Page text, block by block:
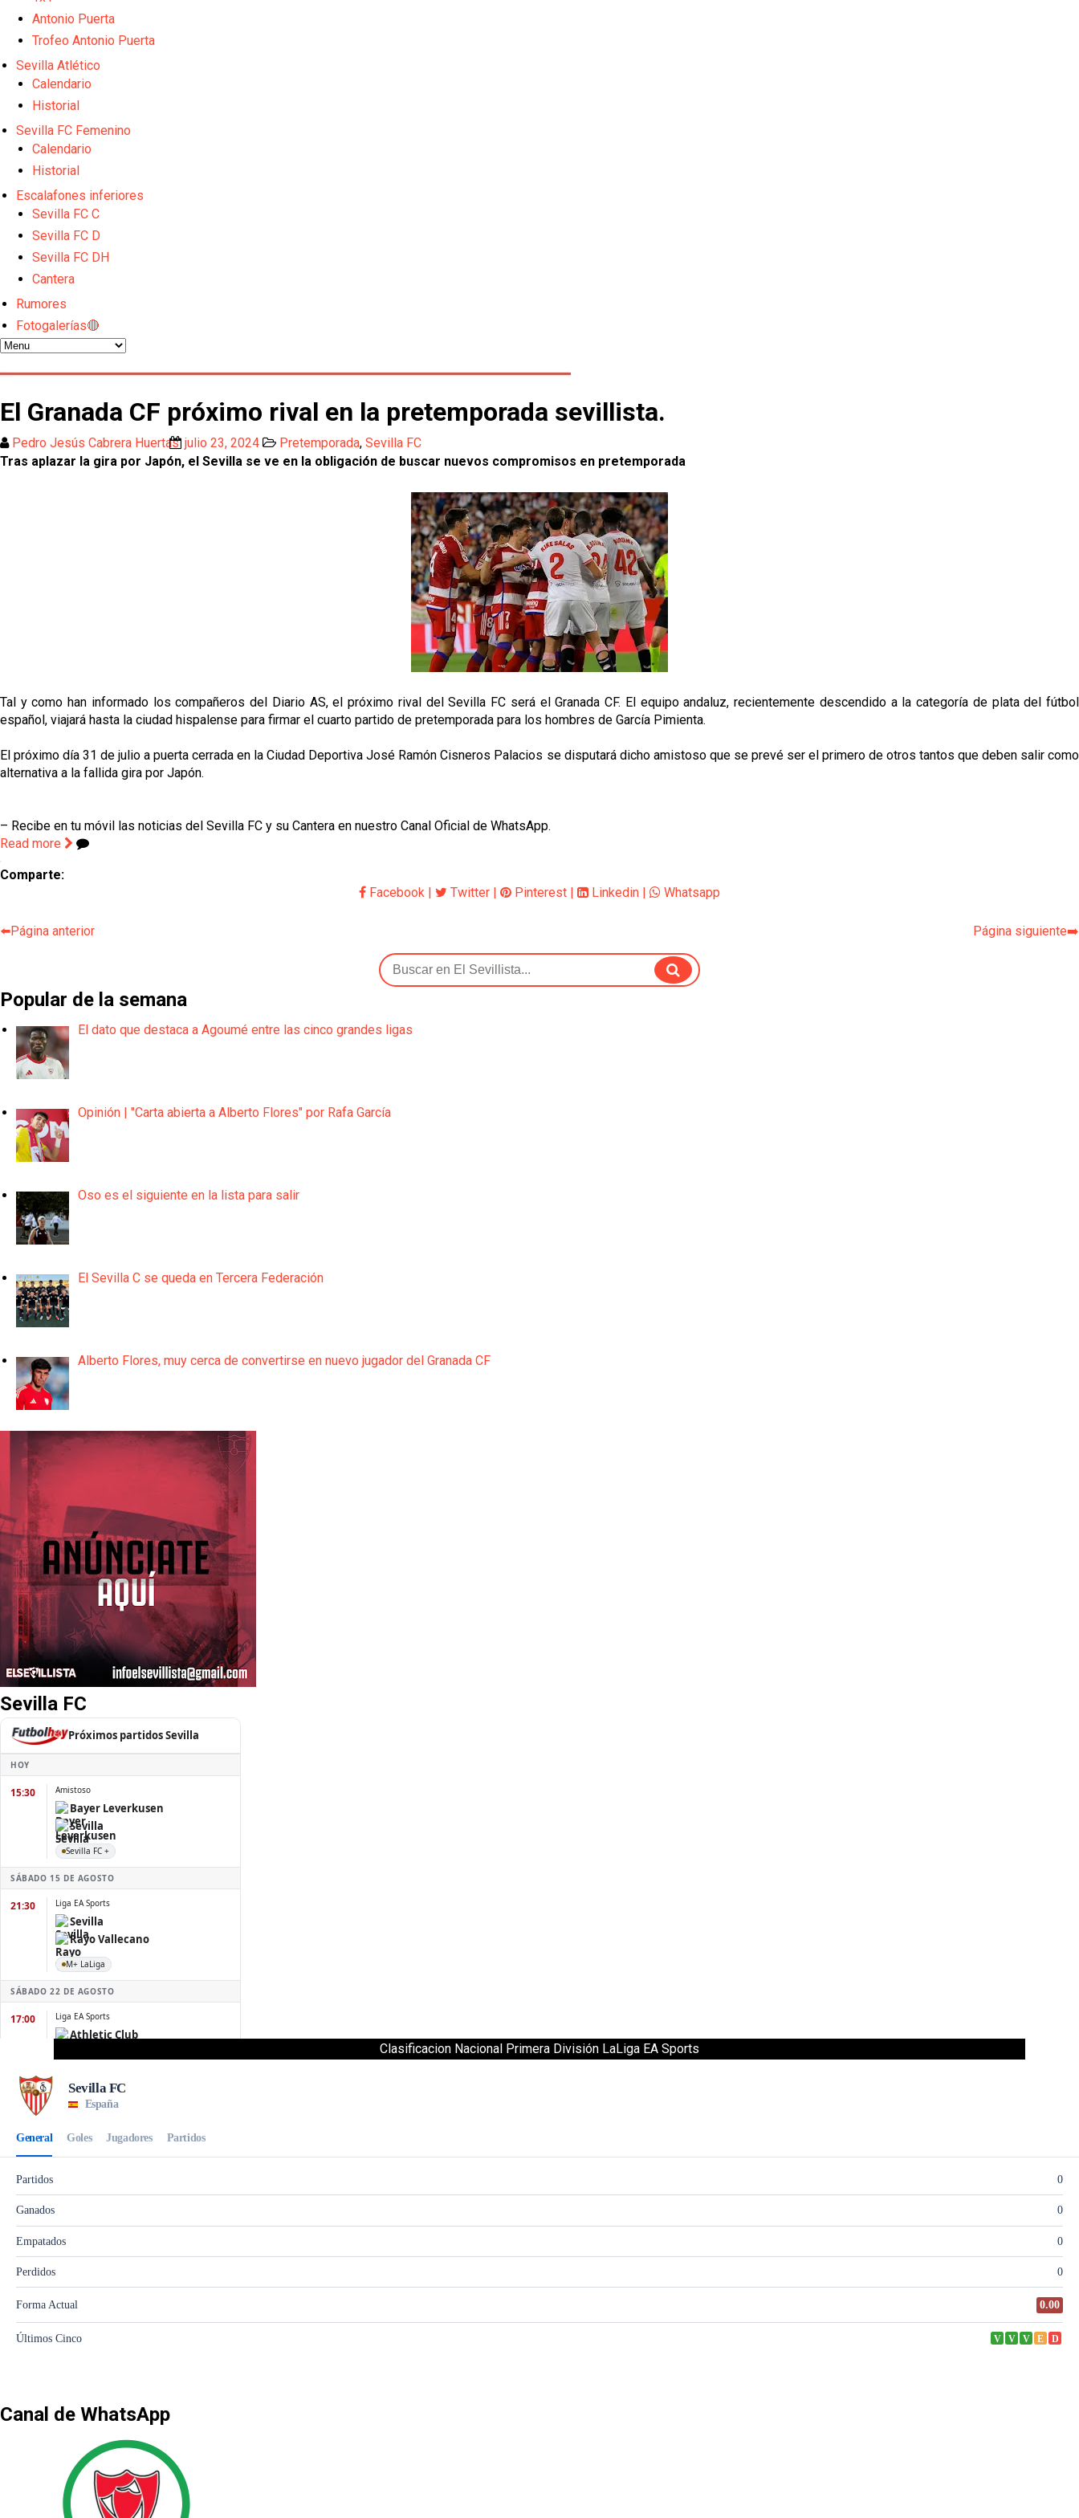
Djibril Sow pone rumbo a Italia para firmar su nuevo contrato con el Genoa
Kochorashvili, seria opción para reforzar el centro del campo sevillista
Oso es el siguiente en la lista para salir
Banquillos confirmados: así queda la cantera del Sevilla Femenino para la 2026/27
Antonio Puerta
Trofeo Antonio Puerta
Sevilla Atlético
Calendario
Historial
Sevilla FC Femenino
Calendario
Historial
Escalafones inferiores
Sevilla FC C
Sevilla FC D
Sevilla FC DH
Cantera
Rumores
Fotogalerías🔴
El Granada CF próximo rival en la pretemporada sevillista.
Pedro Jesús Cabrera Huertas julio 23, 2024 Pretemporada, Sevilla FC
Tras aplazar la gira por Japón, el Sevilla se ve en la obligación de buscar nuevos compromisos en pretemporada
Tal y como han informado los compañeros del Diario AS, el próximo rival del Sevilla FC será el Granada CF. El equipo andaluz, recientemente descendido a la categoría de plata del fútbol
español, viajará hasta la ciudad hispalense para firmar el cuarto partido de pretemporada para los hombres de García Pimienta.
El próximo día 31 de julio a puerta cerrada en la Ciudad Deportiva José Ramón Cisneros Palacios se disputará dicho amistoso que se prevé ser el primero de otros tantos que deben salir como
alternativa a la fallida gira por Japón.
– Recibe en tu móvil las noticias del Sevilla FC y su Cantera en nuestro Canal Oficial de WhatsApp.
Read more
Comparte:
Facebook | Twitter | Pinterest | Linkedin | Whatsapp
⬅️Página anterior Página siguiente➡️
Popular de la semana
El dato que destaca a Agoumé entre las cinco grandes ligas
Opinión | "Carta abierta a Alberto Flores" por Rafa García
Oso es el siguiente en la lista para salir
El Sevilla C se queda en Tercera Federación
Alberto Flores, muy cerca de convertirse en nuevo jugador del Granada CF
Sevilla FC
Clasificacion Nacional Primera División LaLiga EA Sports
Canal de WhatsApp